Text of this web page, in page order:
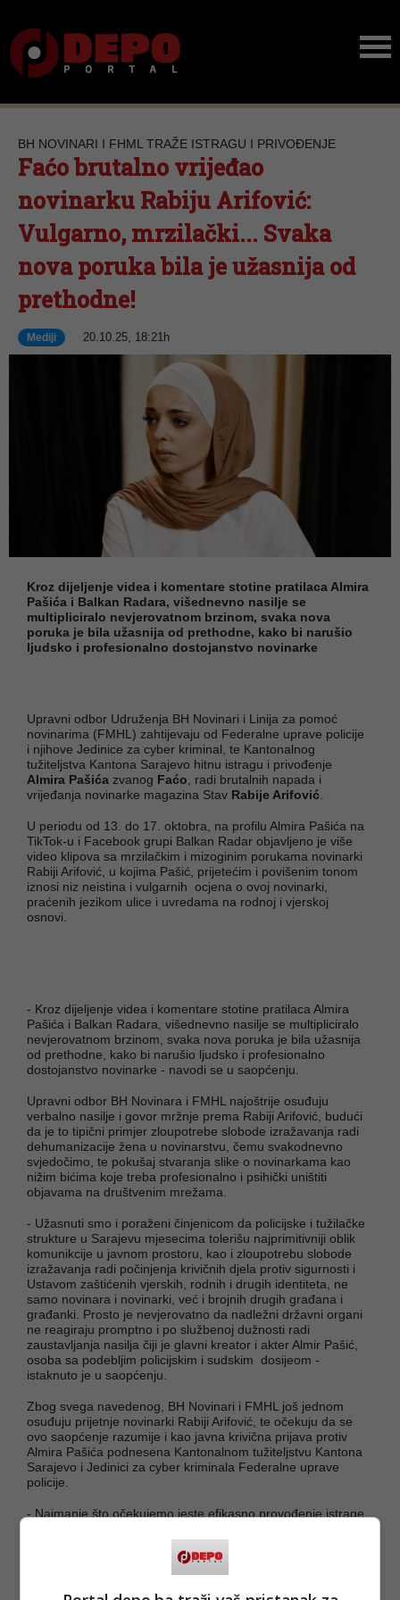
BH NOVINARI I FHML TRAŽE ISTRAGU I PRIVOĐENJE
Faćo brutalno vrijeđao
novinarku Rabiju Arifović:
Vulgarno, mrzilački... Svaka
nova poruka bila je užasnija od
prethodne!
Mediji 20.10.25, 18:21h
Kroz dijeljenje videa i komentare stotine pratilaca Almira
Pašića i Balkan Radara, višednevno nasilje se
multipliciralo nevjerovatnom brzinom, svaka nova
poruka je bila užasnija od prethodne, kako bi narušio
ljudsko i profesionalno dostojanstvo novinarke
Upravni odbor Udruženja BH Novinari i Linija za pomoć
novinarima (FMHL) zahtijevaju od Federalne uprave policije
i njihove Jedinice za cyber kriminal, te Kantonalnog
tužiteljstva Kantona Sarajevo hitnu istragu i privođenje
Almira Pašića zvanog Faćo , radi brutalnih napada i
vrijeđanja novinarke magazina Stav Rabije Arifović
U periodu od 13. do 17. oktobra, na profilu Almira Pašića na
TikTok-u i Facebook grupi Balkan Radar objavljeno je više
video klipova sa mrzilačkim i mizoginim porukama novinarki
Rabiji Arifović, u kojima Pašić, prijetećim i povišenim tonom
iznosi niz neistina i vulgarnih ocjena o ovoj novinarki,
praćenih jezikom ulice i uvredama na rodnoj i vjerskoj
osnovi.
- Kroz dijeljenje videa i komentare stotine pratilaca Almira
Pašića i Balkan Radara, višednevno nasilje se multipliciralo
nevjerovatnom brzinom, svaka nova poruka je bila užasnija
od prethodne, kako bi narušio ljudsko i profesionalno
dostojanstvo novinarke - navodi se u saopćenju.
Upravni odbor BH Novinara i FMHL najoštrije osuđuju
verbalno nasilje i govor mržnje prema Rabiji Arifović, budući
da je to tipični primjer zloupotrebe slobode izražavanja radi
dehumanizacije žena u novinarstvu, čemu svakodnevno
svjedočimo, te pokušaj stvaranja slike o novinarkama kao
nižim bićima koje treba profesionalno i psihički uništiti
objavama na društvenim mrežama.
- Užasnuti smo i poraženi činjenicom da policijske i tužilačke
strukture u Sarajevu mjesecima tolerišu najprimitivniji oblik
komunikcije u javnom prostoru, kao i zloupotrebu slobode
izražavanja radi počinjenja krivičnih djela protiv sigurnosti i
Ustavom zaštićenih vjerskih, rodnih i drugih identiteta, ne
samo novinara i novinarki, već i brojnih drugih građana i
građanki. Prosto je nevjerovatno da nadležni državni organi
ne reagiraju promptno i po službenoj dužnosti radi
zaustavljanja nasilja čiji je glavni kreator i akter Almir Pašić,
osoba sa podebljim policijskim i sudskim dosijeom -
istaknuto je u saopćenju.
Zbog svega navedenog, BH Novinari i FMHL još jednom
osuđuju prijetnje novinarki Rabiji Arifović, te očekuju da se
ovo saopćenje razumije i kao javna krivična prijava protiv
Almira Pašića podnesena Kantonalnom tužiteljstvu Kantona
Sarajevo i Jedinici za cyber kriminala Federalne uprave
policije.
- Najmanje što očekujemo jeste efikasno provođenje istrage
nasilja prema novinarki - saopćeno je iz Upravnog odbora
(DEPO PORTAL/ad)